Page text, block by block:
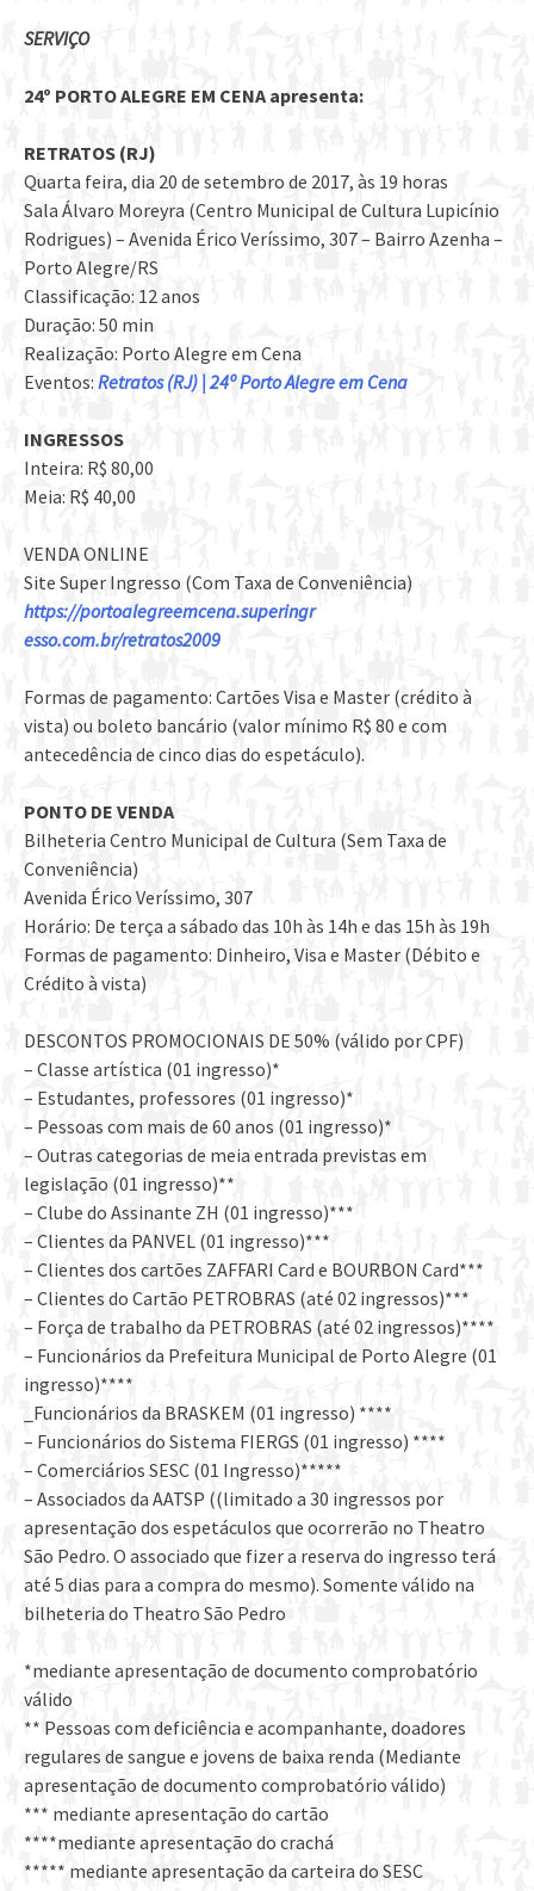
SERVIÇO
24º PORTO ALEGRE EM CENA apresenta:
RETRATOS (RJ)
Quarta feira, dia 20 de setembro de 2017, às 19 horas
Sala Álvaro Moreyra (Centro Municipal de Cultura Lupicínio
Rodrigues) – Avenida Érico Veríssimo, 307 – Bairro Azenha –
Porto Alegre/RS
Classificação: 12 anos
Duração: 50 min
Realização: Porto Alegre em Cena
Eventos: Retratos (RJ) | 24º Porto Alegre em Cena
INGRESSOS
Inteira: R$ 80,00
Meia: R$ 40,00
VENDA ONLINE
Site Super Ingresso (Com Taxa de Conveniência)
https://portoalegreemcena.superingr
esso.com.br/retratos2009
Formas de pagamento: Cartões Visa e Master (crédito à
vista) ou boleto bancário (valor mínimo R$ 80 e com
antecedência de cinco dias do espetáculo).
PONTO DE VENDA
Bilheteria Centro Municipal de Cultura (Sem Taxa de
Conveniência)
Avenida Érico Veríssimo, 307
Horário: De terça a sábado das 10h às 14h e das 15h às 19h
Formas de pagamento: Dinheiro, Visa e Master (Débito e
Crédito à vista)
DESCONTOS PROMOCIONAIS DE 50% (válido por CPF)
– Classe artística (01 ingresso)*
– Estudantes, professores (01 ingresso)*
– Pessoas com mais de 60 anos (01 ingresso)*
– Outras categorias de meia entrada previstas em
legislação (01 ingresso)**
– Clube do Assinante ZH (01 ingresso)***
– Clientes da PANVEL (01 ingresso)***
– Clientes dos cartões ZAFFARI Card e BOURBON Card***
– Clientes do Cartão PETROBRAS (até 02 ingressos)***
– Força de trabalho da PETROBRAS (até 02 ingressos)****
– Funcionários da Prefeitura Municipal de Porto Alegre (01
ingresso)****
_Funcionários da BRASKEM (01 ingresso) ****
– Funcionários do Sistema FIERGS (01 ingresso) ****
– Comerciários SESC (01 Ingresso)*****
– Associados da AATSP ((limitado a 30 ingressos por
apresentação dos espetáculos que ocorrerão no Theatro
São Pedro. O associado que fizer a reserva do ingresso terá
até 5 dias para a compra do mesmo). Somente válido na
bilheteria do Theatro São Pedro
*mediante apresentação de documento comprobatório
válido
** Pessoas com deficiência e acompanhante, doadores
regulares de sangue e jovens de baixa renda (Mediante
apresentação de documento comprobatório válido)
*** mediante apresentação do cartão
****mediante apresentação do crachá
***** mediante apresentação da carteira do SESC